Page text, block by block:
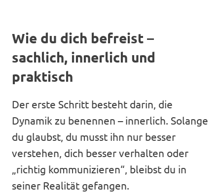
Wie du dich befreist –
sachlich, innerlich und
praktisch
Der erste Schritt besteht darin, die
Dynamik zu benennen – innerlich. Solange
du glaubst, du musst ihn nur besser
verstehen, dich besser verhalten oder
„richtig kommunizieren“, bleibst du in
seiner Realität gefangen.